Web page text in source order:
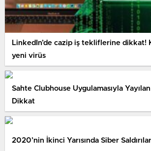
LinkedIn’de cazip iş tekliflerine dikkat!
yeni virüs
Sahte Clubhouse Uygulamasıyla
Dikkat
2020’nin İkinci Yarısında Siber Saldırılar